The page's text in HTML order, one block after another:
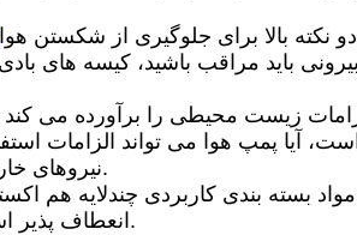
دو نکته بالا برای جلوگیری از شکستن هوا
نیروهای خارجی، ممکن است باعث برخورد مستقیم بر روی محصول شود.
انعطاف پذیر است. اگر اطلاعات بیشتری می خواهید، لطفا با ما تماس بگیرید.